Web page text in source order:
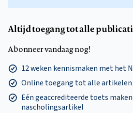
Altijd toegang tot alle
Abonneer vandaag nog!
12 weken kennismaken met het
Online toegang tot alle artikelen
Eén geaccrediteerde toets
nascholingsartikel